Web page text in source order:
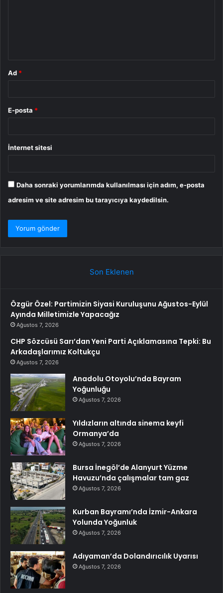
Ad *
E-posta *
İnternet sitesi
Daha sonraki yorumlarımda kullanılması için adım, e-posta
adresim ve site adresim bu tarayıcıya kaydedilsin.
Son Eklenen
Özgür Özel: Partimizin Siyasi Kuruluşunu Ağustos-Eylül
Ayında Milletimizle Yapacağız
Ağustos 7, 2026
CHP Sözcüsü Sarı’dan Yeni Parti Açıklamasına Tepki: Bu
Arkadaşlarımız Koltukçu
Ağustos 7, 2026
Anadolu Otoyolu’nda Bayram
Yoğunluğu
Ağustos 7, 2026
Yıldızların altında sinema keyfi
Ormanya’da
Ağustos 7, 2026
Bursa İnegöl’de Alanyurt Yüzme
Havuzu’nda çalışmalar tam gaz
Ağustos 7, 2026
Kurban Bayramı’nda İzmir-Ankara
Yolunda Yoğunluk
Ağustos 7, 2026
Adıyaman’da Dolandırıcılık Uyarısı
Ağustos 7, 2026